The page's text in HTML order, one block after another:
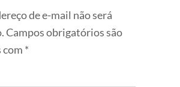
de e-mail não será
Campos obrigatórios são
com *